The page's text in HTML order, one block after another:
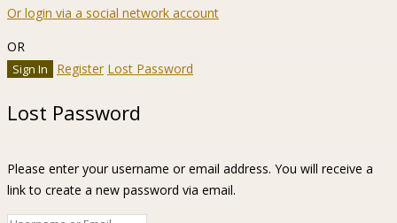
Or login via a social network account
OR
Register Lost Password
Lost Password
Please enter your username or email address. You will receive a
link to create a new password via email.